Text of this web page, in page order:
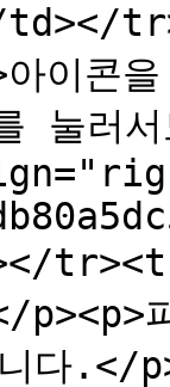
이콘을
눌러
니다